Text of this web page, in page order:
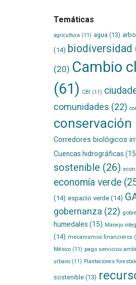
Temáticas
agricultura (11) agua (13)
(14) biodiversidad
(20) Cambio
(61) CBI (11)
comunidades (22)
conservación
Corredores biológicos
Cuencas hidrográficas
sostenible (26)
economía verde
(14) espacio verde(14)
gobernanza (22)
humedales (15) Manejo
(14) mecanismos financieros
México(11) pago servicios
urbano(11) Plantaciones
sostenible(13)